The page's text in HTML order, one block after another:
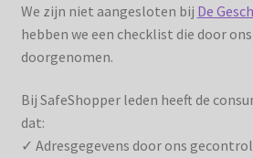
We zijn niet aangesloten bij De
hebben we een checklist die door
doorgenomen.
Bij SafeShopper leden heeft de
dat:
✓ Adresgegevens door ons